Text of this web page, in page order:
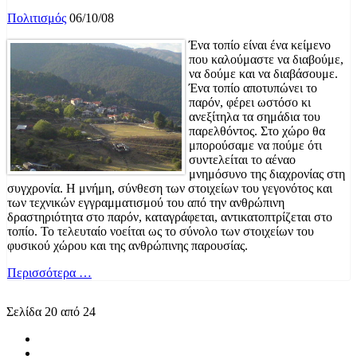
Πολιτισμός 06/10/08
Ένα τοπίο είναι ένα κείμενο
που καλούμαστε να διαβούμε,
να δούμε και να διαβάσουμε.
Ένα τοπίο αποτυπώνει το
παρόν, φέρει ωστόσο κι
ανεξίτηλα τα σημάδια του
παρελθόντος. Στο χώρο θα
μπορούσαμε να πούμε ότι
συντελείται το αέναο
μνημόσυνο της διαχρονίας στη
συγχρονία. Η μνήμη, σύνθεση των στοιχείων του γεγονότος και
των τεχνικών εγγραμματισμού του από την ανθρώπινη
δραστηριότητα στο παρόν, καταγράφεται, αντικατοπτρίζεται στο
τοπίο. Το τελευταίο νοείται ως το σύνολο των στοιχείων του
φυσικού χώρου και της ανθρώπινης παρουσίας.
Περισσότερα …
Σελίδα 20 από 24